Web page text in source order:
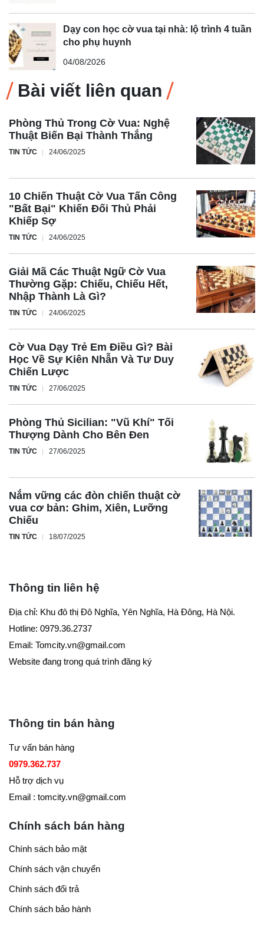
Dạy con học cờ vua tại nhà: lộ trình 4 tuần
cho phụ huynh
04/08/2026
Bài viết liên quan
Phòng Thủ Trong Cờ Vua: Nghệ
Thuật Biến Bại Thành Thắng
TIN TỨC 24/06/2025
10 Chiến Thuật Cờ Vua Tấn Công
"Bất Bại" Khiến Đối Thủ Phải
Khiếp Sợ
TIN TỨC 24/06/2025
Giải Mã Các Thuật Ngữ Cờ Vua
Thường Gặp: Chiếu, Chiếu Hết,
Nhập Thành Là Gì?
TIN TỨC 24/06/2025
Cờ Vua Dạy Trẻ Em Điều Gì? Bài
Học Về Sự Kiên Nhẫn Và Tư Duy
Chiến Lược
TIN TỨC 27/06/2025
Phòng Thủ Sicilian: "Vũ Khí" Tối
Thượng Dành Cho Bên Đen
TIN TỨC 27/06/2025
Nắm vững các đòn chiến thuật cờ
vua cơ bản: Ghim, Xiên, Lưỡng
Chiếu
TIN TỨC 18/07/2025
Thông tin liên hệ
Địa chỉ: Khu đô thị Đô Nghĩa, Yên Nghĩa, Hà Đông, Hà Nội.
Hotline: 0979.36.2737
Email: Tomcity.vn@gmail.com
Website đang trong quá trình đăng ký
Thông tin bán hàng
Tư vấn bán hàng
0979.362.737
Hỗ trợ dịch vụ
Email : tomcity.vn@gmail.com
Chính sách bán hàng
Chính sách bảo mật
Chính sách vận chuyển
Chính sách đổi trả
Chính sách bảo hành